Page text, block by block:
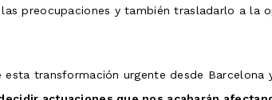
preocupaciones y también trasladarlo a la
transformación urgente desde Barcelona